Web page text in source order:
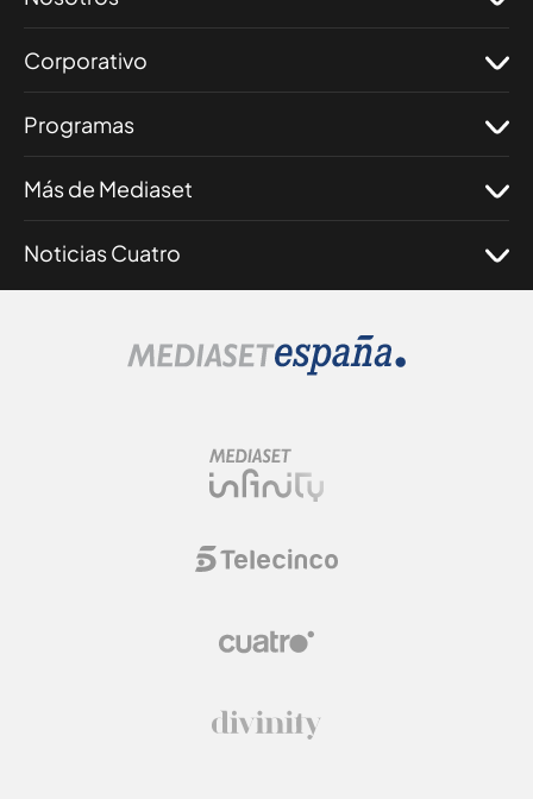
Corporativo
Programas
Más de Mediaset
Noticias Cuatro